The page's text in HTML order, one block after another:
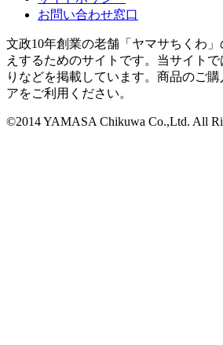
お問い合わせ窓口
文政10年創業の老舗「ヤマサちくわ
えするためのサイトです。当サイト
りなどを掲載しています。商品のご
アをご利用ください。
©2014 YAMASA Chikuwa Co.,Ltd. All